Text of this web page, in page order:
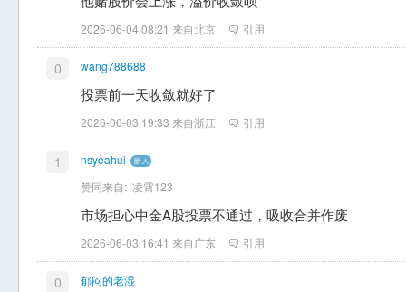
2026-06-04 08:21 来自北京 引用
0 wang788688
投票前一天收敛就好了
2026-06-03 19:33 来自浙江 引用
1
nsyeahui
赞同来自: 凌霄123
市场担心中金A股投票不通过，吸收合并作废
2026-06-03 16:41 来自广东 引用
0 郁闷的老湿